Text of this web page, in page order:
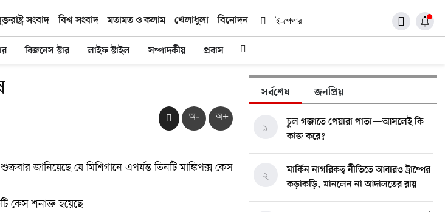
সংবাদ বিশ্ব সংবাদ মতামত ও কলাম খেলাধুলা বিনোদন ই-পেপার
বিজনেস স্টার লাইফ স্টাইল সম্পাদকীয় প্রবাস
অ- অ+
জানিয়েছে যে মিশিগানে এপর্যন্ত তিনটি মাঙ্কিপক্স কেস
কেস শনাক্ত হয়েছে।
সর্বশেষ জনপ্রিয়
চুল গজাতে পেয়ারা পাতা—আসলেই কি
কাজ করে?
১
মার্কিন নাগরিকত্ব নীতিতে আবারও ট্রাম্পের
কড়াকড়ি, মানলেন না আদালতের রায়
২